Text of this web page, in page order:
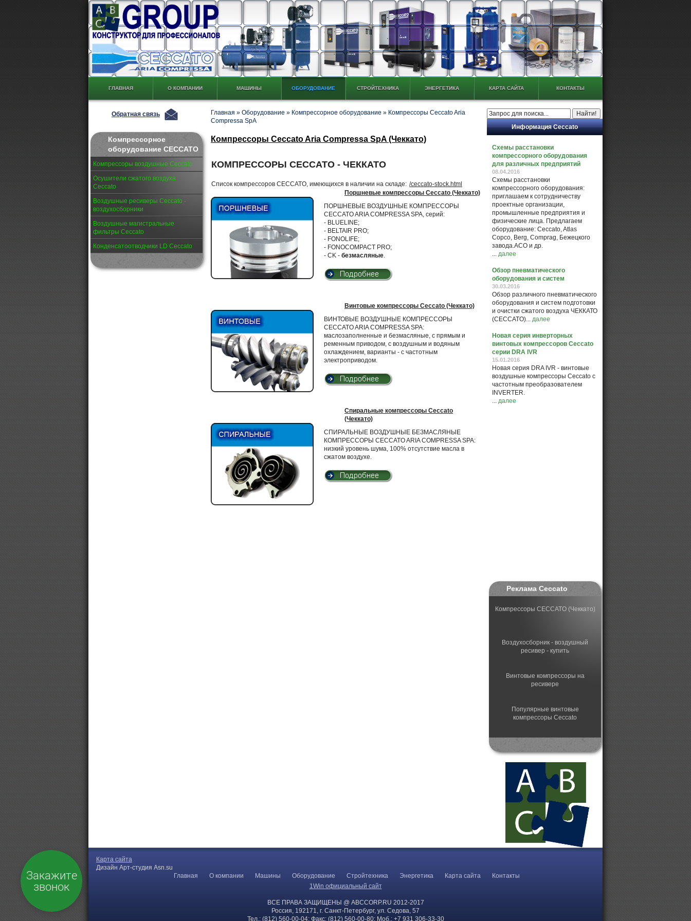
ГЛАВНАЯ О КОМПАНИИ МАШИНЫ ОБОРУДОВАНИЕ СТРОЙТЕХНИКА ЭНЕРГЕТИКА КАРТА САЙТА КОНТАКТЫ
Обратная связь
Компрессорное
оборудование CECCATO
Компрессоры воздушные Ceccato
Осушители сжатого воздуха
Ceccato
Воздушные ресиверы Ceccato -
воздухосборники
Воздушные магистральные
фильтры Ceccato
Конденсатоотводчики LD Ceccato
Главная » Оборудование » Компрессорное оборудование » Компрессоры Ceccato Aria
Compressa SpA
Компрессоры Ceccato Aria Compressa SpA (Чеккато)
КОМПРЕССОРЫ CECCATO - ЧЕККАТО
Список компрессоров CECCATO, имеющихся в наличии на складе: /ceccato-stock.html
Поршневые компрессоры Ceccato (Чеккато)
ПОРШНЕВЫЕ ВОЗДУШНЫЕ КОМПРЕССОРЫ
CECCATO ARIA COMPRESSA SPA, серий:
- BLUELINE;
- BELTAIR PRO;
- FONOLIFE;
- FONOCOMPACT PRO;
- CK - безмасляные.
Винтовые компрессоры Ceccato (Чеккато)
ВИНТОВЫЕ ВОЗДУШНЫЕ КОМПРЕССОРЫ
CECCATO ARIA COMPRESSA SPA:
маслозаполненные и безмасляные, с прямым и
ременным приводом, с воздушным и водяным
охлаждением, варианты - с частотным
электроприводом.
Спиральные компрессоры Ceccato
(Чеккато)
СПИРАЛЬНЫЕ ВОЗДУШНЫЕ БЕЗМАСЛЯНЫЕ
КОМПРЕССОРЫ CECCATO ARIA COMPRESSA SPA:
низкий уровень шума, 100% отсутствие масла в
сжатом воздухе.
Информация Ceccato
Схемы расстановки
компрессорного оборудования
для различных предприятий
08.04.2016
Схемы расстановки
компрессорного оборудования:
приглашаем к сотрудничеству
проектные организации,
промышленные предприятия и
физические лица. Предлагаем
оборудование: Ceccato, Atlas
Copco, Berg, Comprag, Бежецкого
завода.АСО и др.
... далее
Обзор пневматического
оборудования и систем
30.03.2016
Обзор различного пневматического
оборудования и систем подготовки
и очистки сжатого воздуха ЧЕККАТО
(CECCATO)... далее
Новая серия инверторных
винтовых компрессоров Ceccato
серии DRA IVR
15.01.2016
Новая серия DRA IVR - винтовые
воздушные компрессоры Ceccato с
частотным преобразователем
INVERTER.
... далее
Реклама Ceccato
Компрессоры CECCATO (Чеккато)
Воздухосборник - воздушный
ресивер - купить
Винтовые компрессоры на
ресивере
Популярные винтовые
компрессоры Ceccato
воздуха
Запчасти и расходники для
Чеккато
Стоматологические компрессоры
Купить винтовой компрессор
Спиральный компрессор для
Карта сайта
Дизайн Арт-студия Asn.su
Главная
О компании Машины Оборудование Стройтехника Энергетика Карта сайта
Контакты
1Win официальный сайт
ВСЕ ПРАВА ЗАЩИЩЕНЫ @ ABCCORP.RU 2012-2017
Россия, 192171, г. Санкт-Петербург, ул. Седова, 57
Тел.: (812) 560-00-04; Факс: (812) 560-00-80; Моб.: +7 931 306-33-30
Закажите
звонок